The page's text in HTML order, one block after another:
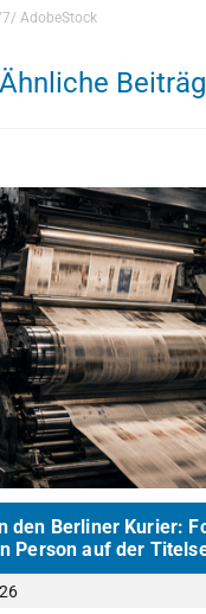
AdobeStock
Ähnliche
den Berliner Kurier:
Person auf der